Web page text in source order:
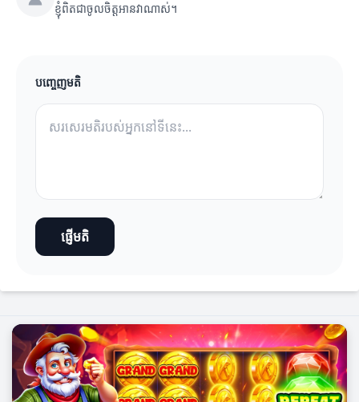
ខ្ញុំពិតជាចូលចិត្តអានវាណាស់។
បញ្ចេញមតិ
ផ្ញើមតិ